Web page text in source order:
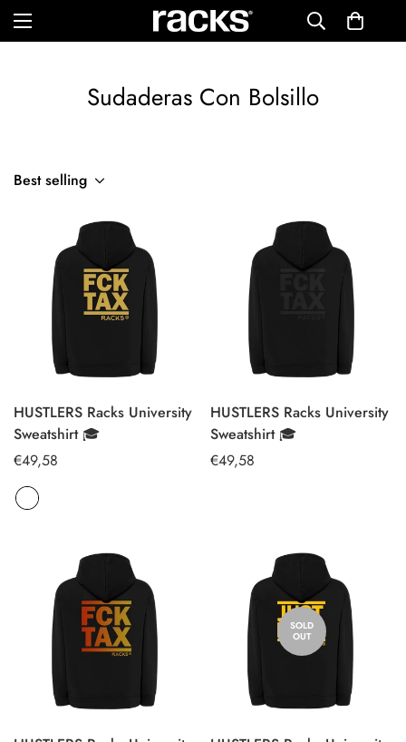
Sudaderas Con Bolsillo
Best selling
SELECT
OPTIONS
HUSTLERS Racks University
Sweatshirt 🎓
Regular
price
€49,58
SELECT
OPTIONS
HUSTLERS Racks University
Sweatshirt 🎓
Regular
€49,58
SOLD
OUT